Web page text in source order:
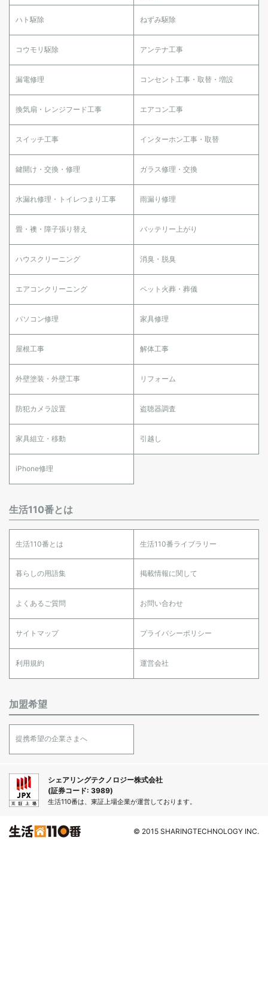
ハト駆除 ねずみ駆除
コウモリ駆除 アンテナ工事
漏電修理 コンセント工事・取替・増設
換気扇・レンジフード工事 エアコン工事
スイッチ工事 インターホン工事・取替
鍵開け・交換・修理 ガラス修理・交換
水漏れ修理・トイレつまり工事 雨漏り修理
畳・襖・障子張り替え バッテリー上がり
ハウスクリーニング 消臭・脱臭
エアコンクリーニング ペット火葬・葬儀
パソコン修理 家具修理
屋根工事 解体工事
外壁塗装・外壁工事 リフォーム
防犯カメラ設置 盗聴器調査
家具組立・移動 引越し
iPhone修理
生活110番とは
生活110番とは 生活110番ライブラリー
暮らしの用語集 掲載情報に関して
よくあるご質問 お問い合わせ
サイトマップ プライバシーポリシー
利用規約 運営会社
加盟希望
提携希望の企業さまへ
シェアリングテクノロジー株式会社
(証券コード: 3989)
生活110番は、東証上場企業が運営しております。
© 2015 SHARINGTECHNOLOGY INC.